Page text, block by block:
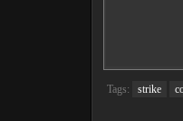
Tags: strike